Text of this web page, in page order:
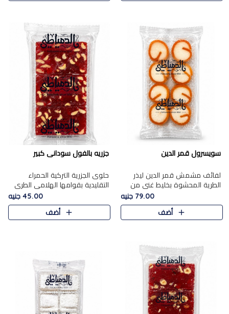
سويسرول قمر الدين
لفائف مشمش قمر الدين ليذر
الطرية المحشوة بخليط غني من
جوز الهند الأبيض والمكسرات
الفاخرة، يقدم المذاق الحلو
الطبيعي لقمر الدين و تجمع بين
79.00 جنيه
أضف
جزريه بالفول سودانى كبير
حلوى الجزرية التركية الحمراء
التقليدية بقوامها الهلامي الطري
ولونها الأحمر المميز، محشوة
بسخاء بالفول السوداني المحمص
لتمنحك توازنًا رائعًا ..
45.00 جنيه
أضف